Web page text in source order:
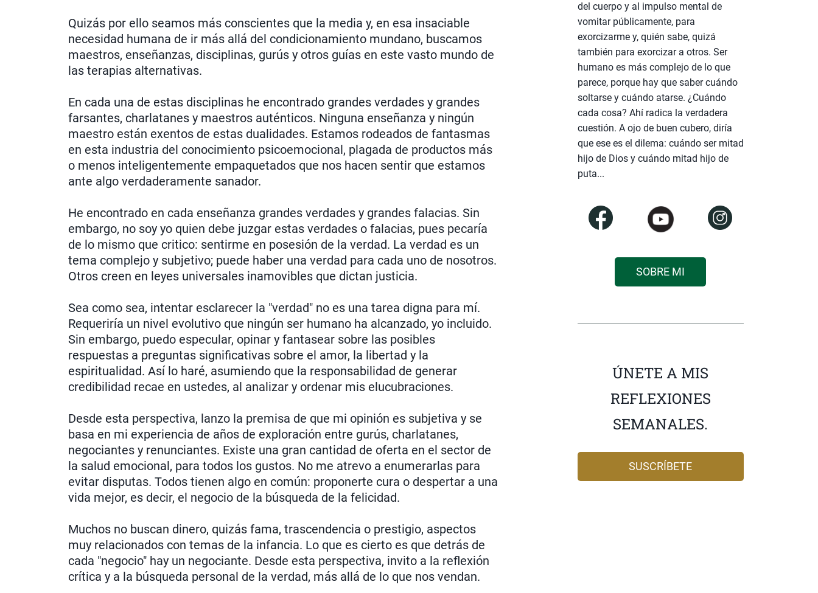
Quizás por ello seamos más conscientes que la media y, en esa insaciable
necesidad humana de ir más allá del condicionamiento mundano, buscamos
maestros, enseñanzas, disciplinas, gurús y otros guías en este vasto mundo de
las terapias alternativas.
En cada una de estas disciplinas he encontrado grandes verdades y grandes
farsantes, charlatanes y maestros auténticos. Ninguna enseñanza y ningún
maestro están exentos de estas dualidades. Estamos rodeados de fantasmas
en esta industria del conocimiento psicoemocional, plagada de productos más
o menos inteligentemente empaquetados que nos hacen sentir que estamos
ante algo verdaderamente sanador.
He encontrado en cada enseñanza grandes verdades y grandes falacias. Sin
embargo, no soy yo quien debe juzgar estas verdades o falacias, pues pecaría
de lo mismo que critico: sentirme en posesión de la verdad. La verdad es un
tema complejo y subjetivo; puede haber una verdad para cada uno de nosotros.
Otros creen en leyes universales inamovibles que dictan justicia.
Sea como sea, intentar esclarecer la "verdad" no es una tarea digna para mí.
Requeriría un nivel evolutivo que ningún ser humano ha alcanzado, yo incluido.
Sin embargo, puedo especular, opinar y fantasear sobre las posibles
respuestas a preguntas significativas sobre el amor, la libertad y la
espiritualidad. Así lo haré, asumiendo que la responsabilidad de generar
credibilidad recae en ustedes, al analizar y ordenar mis elucubraciones.
Desde esta perspectiva, lanzo la premisa de que mi opinión es subjetiva y se
basa en mi experiencia de años de exploración entre gurús, charlatanes,
negociantes y renunciantes. Existe una gran cantidad de oferta en el sector de
la salud emocional, para todos los gustos. No me atrevo a enumerarlas para
evitar disputas. Todos tienen algo en común: proponerte cura o despertar a una
vida mejor, es decir, el negocio de la búsqueda de la felicidad.
Muchos no buscan dinero, quizás fama, trascendencia o prestigio, aspectos
muy relacionados con temas de la infancia. Lo que es cierto es que detrás de
cada "negocio" hay un negociante. Desde esta perspectiva, invito a la reflexión
crítica y a la búsqueda personal de la verdad, más allá de lo que nos vendan.
del cuerpo y al impulso mental de
vomitar públicamente, para
exorcizarme y, quién sabe, quizá
también para exorcizar a otros. Ser
humano es más complejo de lo que
parece, porque hay que saber cuándo
soltarse y cuándo atarse. ¿Cuándo
cada cosa? Ahí radica la verdadera
cuestión. A ojo de buen cubero, diría
que ese es el dilema: cuándo ser mitad
hijo de Dios y cuándo mitad hijo de
puta...
SOBRE MI
ÚNETE A MIS
REFLEXIONES
SEMANALES.
SUSCRÍBETE